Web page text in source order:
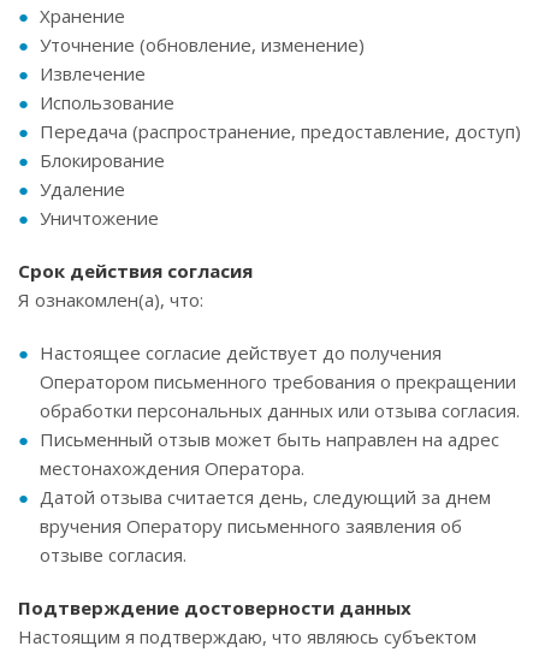
Хранение
Уточнение (обновление, изменение)
Извлечение
Использование
Передача (распространение, предоставление, доступ)
Блокирование
Удаление
Уничтожение
Срок действия согласия
Я ознакомлен(а), что:
Настоящее согласие действует до получения
Оператором письменного требования о прекращении
обработки персональных данных или отзыва согласия.
Письменный отзыв может быть направлен на адрес
местонахождения Оператора.
Датой отзыва считается день, следующий за днем
вручения Оператору письменного заявления об
отзыве согласия.
Подтверждение достоверности данных
Настоящим я подтверждаю, что являюсь субъектом